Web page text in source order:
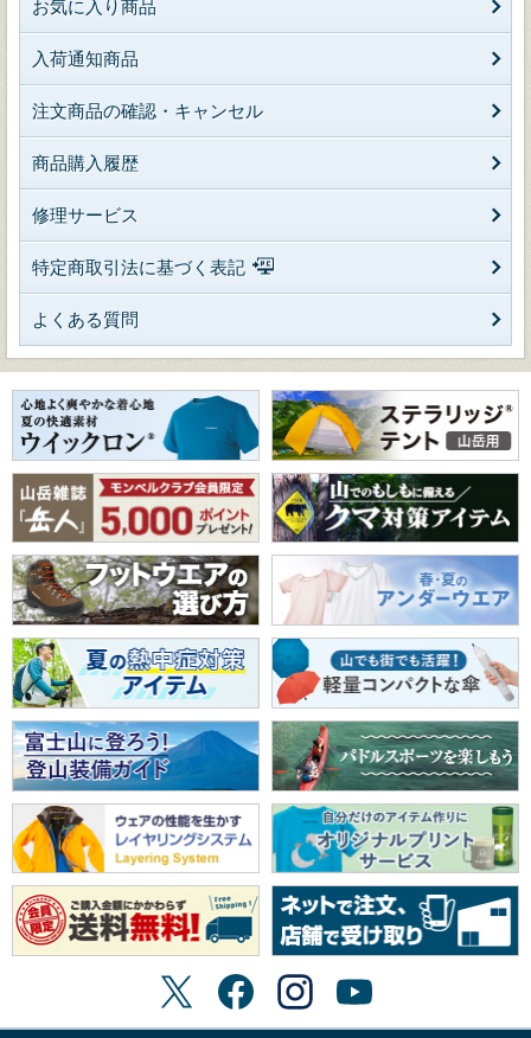
お気に入り商品
入荷通知商品
注文商品の確認・キャンセル
商品購入履歴
修理サービス
特定商取引法に基づく表記
よくある質問